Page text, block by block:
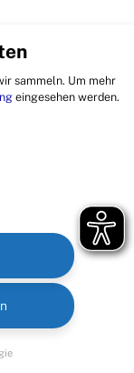
sammeln. Um mehr
eingesehen werden.